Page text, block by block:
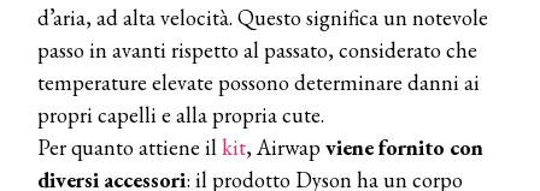
d’aria, ad alta velocità. Questo significa un notevole
passo in avanti rispetto al passato, considerato che
temperature elevate possono determinare danni ai
propri capelli e alla propria cute.
Per quanto attiene ilkit, Airwapviene fornito con
diversi accessori: il prodotto Dyson ha un corpo